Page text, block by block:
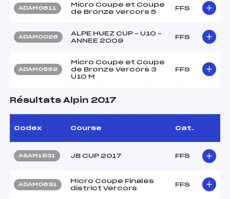
ADAM0611
Micro Coupe et Coupe
de Bronze Vercors 5
FFS
ADAM0026
ALPE HUEZ CUP – U10 –
ANNEE 2009
FFS
ADAM0592
Micro Coupe et Coupe
de Bronze Vercors 3
U10 M
FFS
Résultats Alpin 2017
Codex Course Cat.
ASAM1531 JB CUP 2017 FFS
ADAM0631
Micro Coupe Finales
district Vercors
FFS